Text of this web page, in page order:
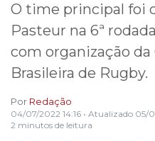
O time principal foi
Pasteur na 6ª
com organização da
Brasileira de Rugby.
Por Redação
04/07/2022 14:16 • Atualizado 05/
2 minutos de leitura